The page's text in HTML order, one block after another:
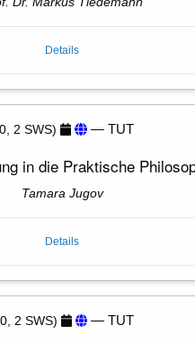
Details
2 SWS) — TUT
in die Praktische
Tamara Jugov
Details
2 SWS) — TUT